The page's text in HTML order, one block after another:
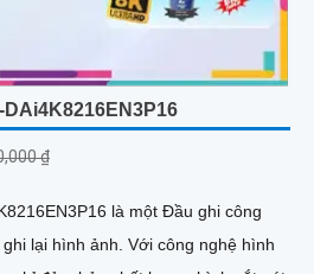
₫
là một Đầu ghi công
Với công nghệ hình